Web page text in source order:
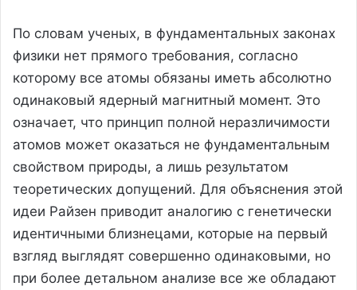
По словам ученых, в фундаментальных законах
физики нет прямого требования, согласно
которому все атомы обязаны иметь абсолютно
одинаковый ядерный магнитный момент. Это
означает, что принцип полной неразличимости
атомов может оказаться не фундаментальным
свойством природы, а лишь результатом
теоретических допущений. Для объяснения этой
идеи Райзен приводит аналогию с генетически
идентичными близнецами, которые на первый
взгляд выглядят совершенно одинаковыми, но
при более детальном анализе все же обладают